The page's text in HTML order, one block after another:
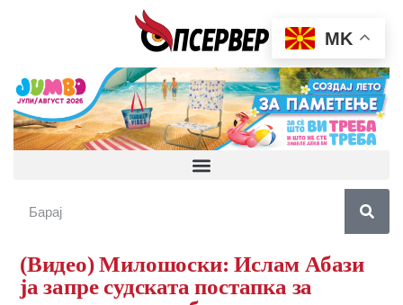
(Видео) Милошоски: Ислам Абази
ја запре судската постапка за
MK